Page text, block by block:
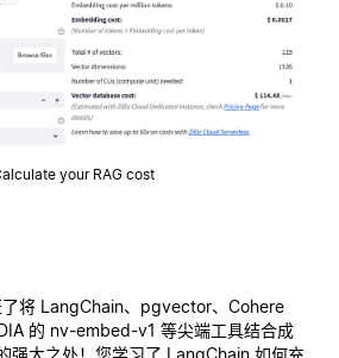
your RAG cost
将 LangChain、pgvector、Cohere
的 nv-embed-v1 等尖端工具结合成
强大之处！您学习了 LangChain 如何充